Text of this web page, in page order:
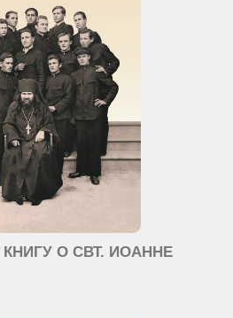
О СВТ. ИОАННЕ